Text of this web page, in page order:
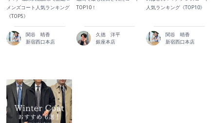
メンズコート人気ランキング
《TOP5》
関谷 晴香
新宿西口本店
TOP10！
久徳 洋平
銀座本店
人気ランキング《TOP10》
関谷 晴香
新宿西口本店